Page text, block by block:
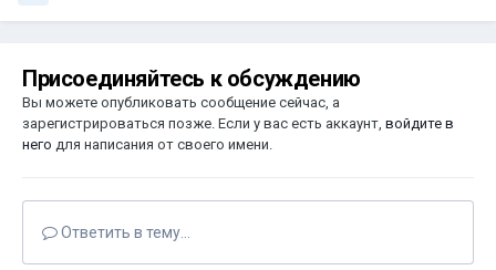
Присоединяйтесь к обсуждению
Вы можете опубликовать сообщение сейчас, а
зарегистрироваться позже. Если у вас есть аккаунт, войдите в
него для написания от своего имени.
Ответить в тему...